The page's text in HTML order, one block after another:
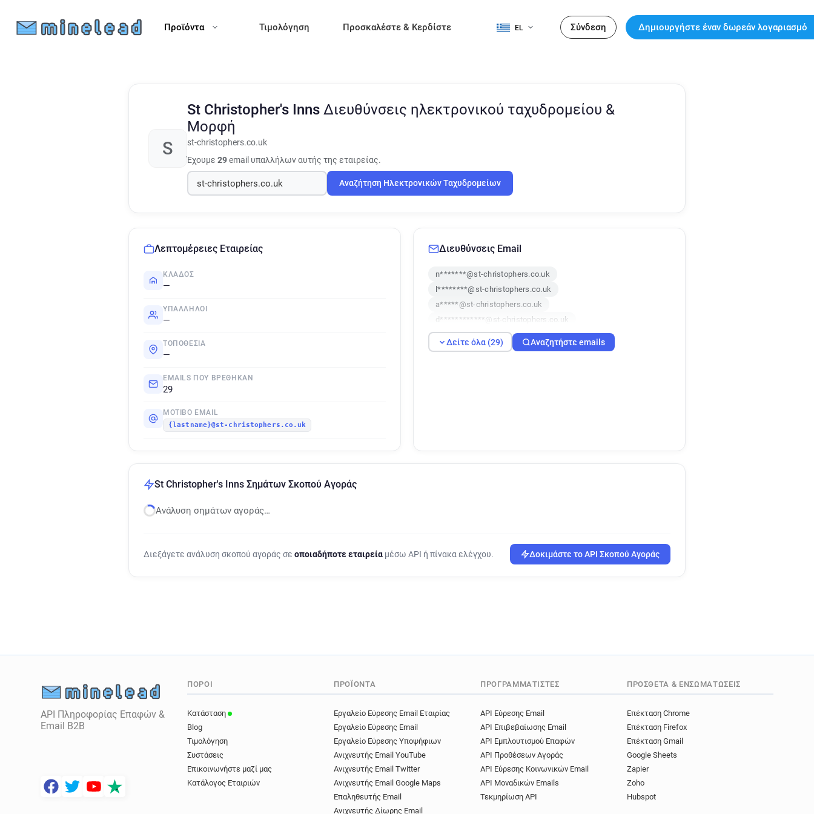
Προϊόντα Τιμολόγηση Προσκαλέστε & Κερδίστε EL Σύνδεση Δημιουργήστε έναν δωρεάν λογαριασμό
S
St Christopher's Inns Διευθύνσεις ηλεκτρονικού ταχυδρομείου &
Μορφή
st-christophers.co.uk
Έχουμε 29email υπαλλήλων αυτής της εταιρείας.
Αναζήτηση Ηλεκτρονικών Ταχυδρομείων
Λεπτομέρειες Εταιρείας
ΚΛΆΔΟΣ
—
ΥΠΆΛΛΗΛΟΙ
—
ΤΟΠΟΘΕΣΊΑ
—
EMAILS ΠΟΥ ΒΡΈΘΗΚΑΝ
29
ΜΟΤΊΒΟ EMAIL
{lastname}@st-christophers.co.uk
Διευθύνσεις Email
n*******@st-christophers.co.uk
l********@st-christophers.co.uk
a*****@st-christophers.co.uk
d************@st-christophers.co.uk
e************@st-christophers.co.uk
y*****@st-christophers.co.uk
w**********@st-christophers.co.uk
h********@st-christophers.co.uk
x**********@st-christophers.co.uk
k*********@st-christophers.co.uk
Δείτε όλα (29) Αναζητήστε emails
St Christopher's Inns Σημάτων Σκοπού Αγοράς
Ανάλυση σημάτων αγοράς…
Διεξάγετε ανάλυση σκοπού αγοράς σε οποιαδήποτε εταιρεία μέσω API ή πίνακα ελέγχου. Δοκιμάστε το API Σκοπού Αγοράς
API Πληροφορίας Επαφών &
Email B2B
ΠΌΡΟΙ
Κατάσταση
Blog
Τιμολόγηση
Συστάσεις
Επικοινωνήστε μαζί μας
Κατάλογος Εταιριών
ΠΡΟΪΌΝΤΑ
Εργαλείο Εύρεσης Email Εταιρίας
Εργαλείο Εύρεσης Email
Εργαλείο Εύρεσης Υποψήφιων
Ανιχνευτής Email YouTube
Ανιχνευτής Email Twitter
Ανιχνευτής Email Google Maps
Επαληθευτής Email
Ανιχνευτής Δίωρης Email
ΠΡΟΓΡΑΜΜΑΤΙΣΤΈΣ
API Εύρεσης Email
API Επιβεβαίωσης Email
API Εμπλουτισμού Επαφών
API Προθέσεων Αγοράς
API Εύρεσης Κοινωνικών Email
API Μοναδικών Emails
Τεκμηρίωση API
ΠΡΌΣΘΕΤΑ & ΕΝΣΩΜΑΤΏΣΕΙΣ
Επέκταση Chrome
Επέκταση Firefox
Επέκταση Gmail
Google Sheets
Zapier
Zoho
Hubspot